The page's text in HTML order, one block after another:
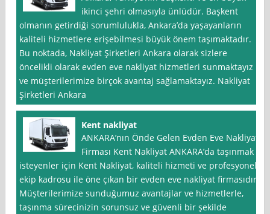
ikinci şehri olmasıyla ünlüdür. Başkent
olmanın getirdiği sorumlulukla, Ankara’da yaşayanların
kaliteli hizmetlere erişebilmesi büyük önem taşımaktadır.
Bu noktada, Nakliyat Şirketleri Ankara olarak sizlere
öncelikli olarak evden eve nakliyat hizmetleri sunmaktayız
ve müşterilerimize birçok avantaj sağlamaktayız. Nakliyat
Şirketleri Ankara
Kent nakliyat
ANKARA’nın Önde Gelen Evden Eve Nakliyat
Firması Kent Nakliyat ANKARA’da taşınmak
isteyenler için Kent Nakliyat, kaliteli hizmeti ve profesyonel
ekip kadrosu ile öne çıkan bir evden eve nakliyat firmasıdır.
Müşterilerimize sunduğumuz avantajlar ve hizmetlerle,
taşınma sürecinizin sorunsuz ve güvenli bir şekilde